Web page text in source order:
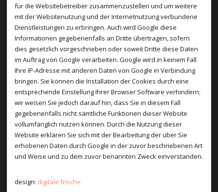
für die Websitebetreiber zusammenzustellen und um weitere
mit der Websitenutzung und der Internetnutzung verbundene
Dienstleistungen zu erbringen. Auch wird Google diese
Informationen gegebenenfalls an Dritte übertragen, sofern
dies gesetzlich vorgeschrieben oder soweit Dritte diese Daten
im Auftrag von Google verarbeiten. Google wird in keinem Fall
Ihre IP-Adresse mit anderen Daten von Google in Verbindung
bringen. Sie können die Installation der Cookies durch eine
entsprechende Einstellung Ihrer Browser Software verhindern;
wir weisen Sie jedoch darauf hin, dass Sie in diesem Fall
gegebenenfalls nicht sämtliche Funktionen dieser Website
vollumfänglich nutzen können. Durch die Nutzung dieser
Website erklären Sie sich mit der Bearbeitung der über Sie
erhobenen Daten durch Google in der zuvor beschriebenen Art
und Weise und zu dem zuvor benannten Zweck einverstanden.
design: digitale frische